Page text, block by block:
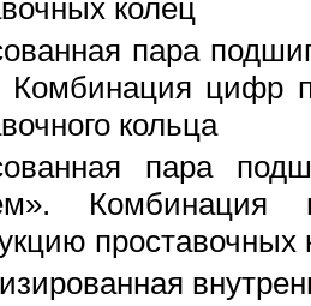
колец
пара
Комбинация цифр
кольца
пара
проставочных